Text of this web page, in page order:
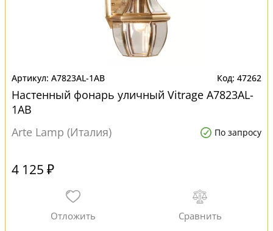
A7823AL-1AB 47262
Настенный фонарь уличный Vitrage A7823AL-
1AB
Arte Lamp (Италия)
По запросу
4 125 ₽